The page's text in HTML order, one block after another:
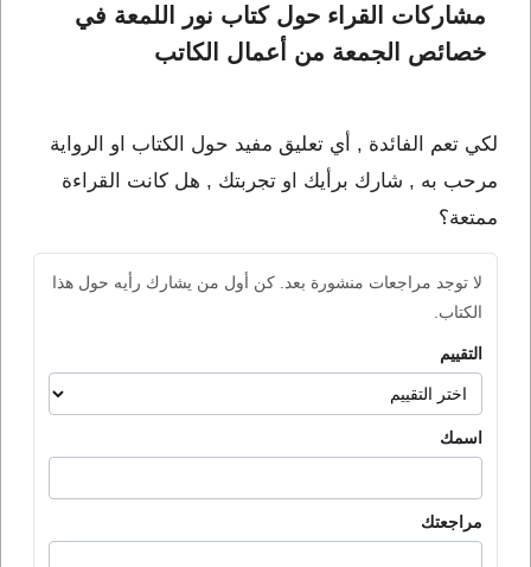
مشاركات القراء حول كتاب نور اللمعة في
خصائص الجمعة من أعمال الكاتب
لكي تعم الفائدة , أي تعليق مفيد حول الكتاب او الرواية
مرحب به , شارك برأيك او تجربتك , هل كانت القراءة
ممتعة؟
لا توجد مراجعات منشورة بعد. كن أول من يشارك رأيه حول هذا
الكتاب.
التقييم
اسمك
مراجعتك